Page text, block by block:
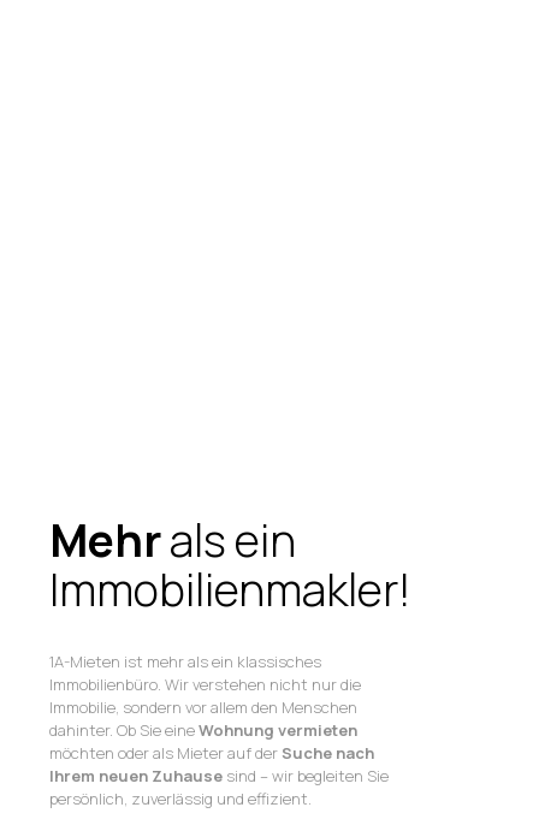
Mehrals ein
Immobilienmakler!
1A-Mieten ist mehr als ein klassisches
Immobilienbüro. Wir verstehen nicht nur die
Immobilie, sondern vor allem den Menschen
dahinter. Ob Sie eineWohnung vermieten
möchten oder als Mieter auf der Suche nach
Ihrem neuen Zuhause sind – wir begleiten Sie
persönlich, zuverlässig und effizient.